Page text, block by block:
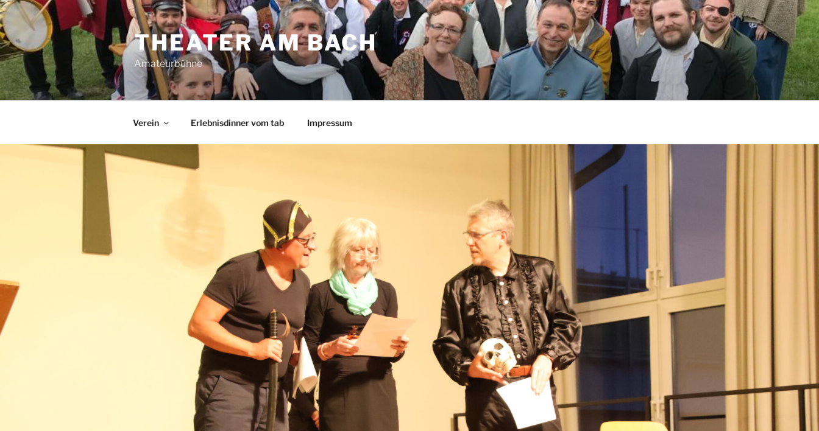
Zum
Inhalt
springen
THEATER AM BACH
Amateurbühne
Verein Erlebnisdinner vom tab Impressum